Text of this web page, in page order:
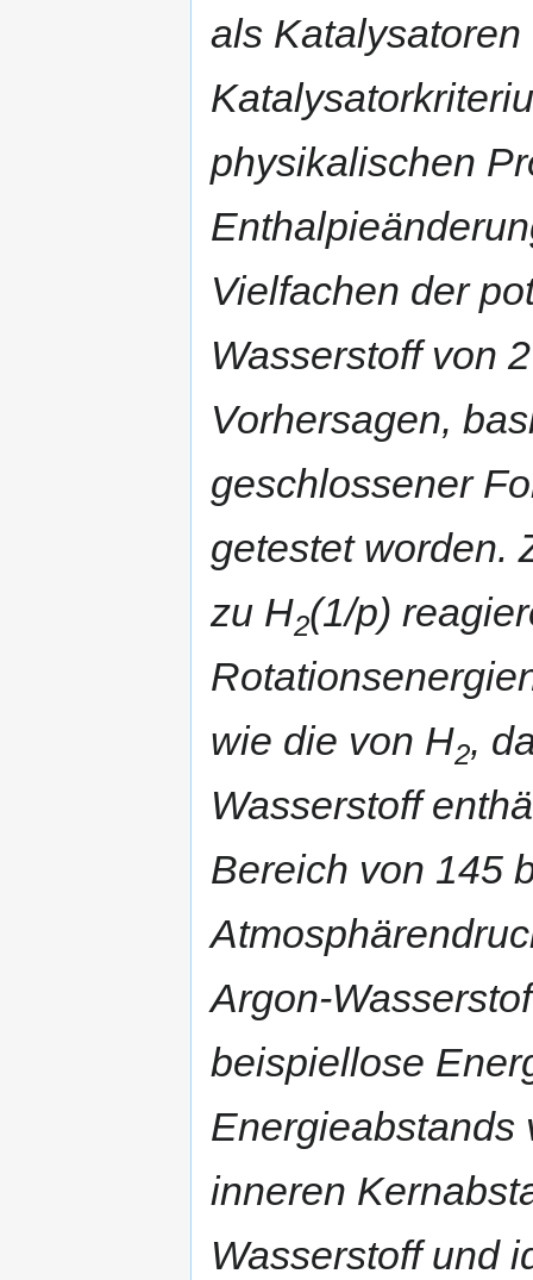
als
physikalischen
Vielfachen der
Wasserstoff von
Vorhersagen,
geschlossener
getestet worden.
zu H2(1/p)
wie die von H2,
Wasserstoff
Bereich von 145
Argon-
beispiellose
Energieabstands
inneren
Wasserstoff und